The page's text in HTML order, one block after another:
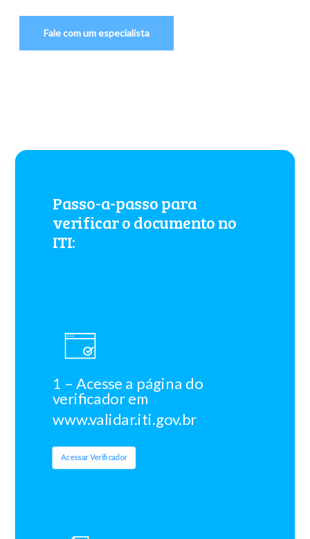
Fale com um especialista
Passo-a-passopara
verificarodocumentono
ITI:
1 – Acesse a página do
verificador em
www.validar.iti.gov.br
Acessar Verificador